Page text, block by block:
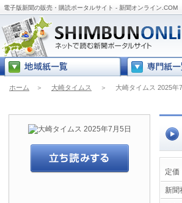
電子版新聞の販売・購読ポータルサイト - 新聞オンライン.COM
ホーム ＞ 大崎タイムス ＞ 大崎タイムス 2025年
定価
新聞